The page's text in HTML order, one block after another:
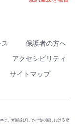
保護者の方へ
アクセシビリティ
サイトマップ
、米国並びにその他の国における登